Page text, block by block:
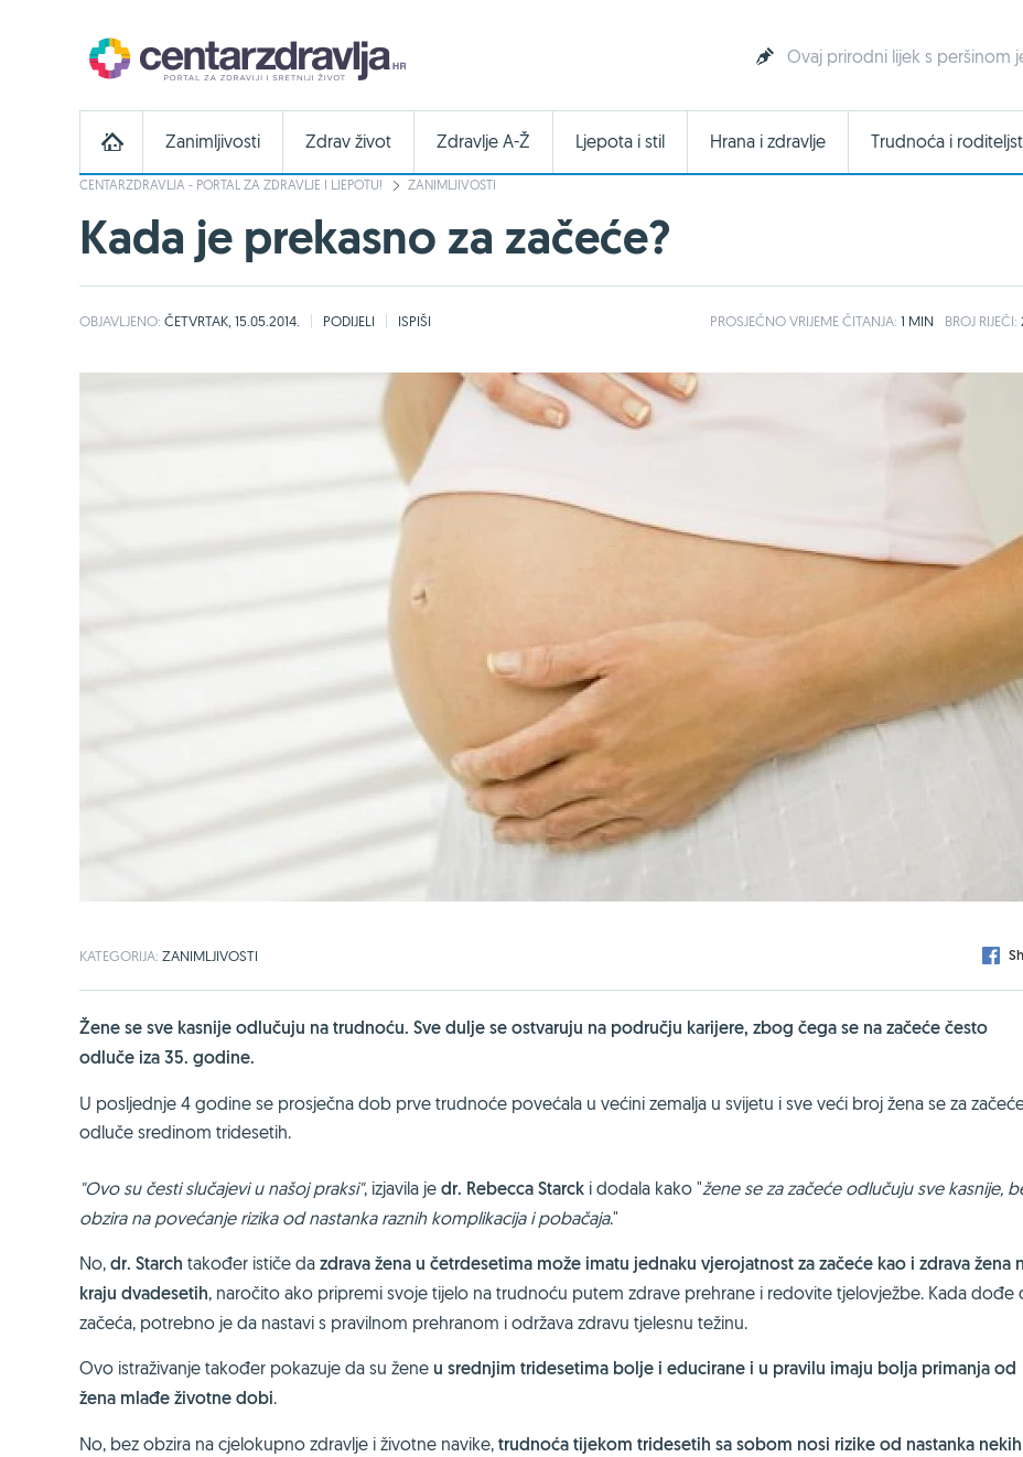
Ovaj prirodni lijek s peršinom
Zanimljivosti Zdrav život Zdravlje A-Ž Ljepota i stil Hrana i zdravlje Trudnoća i
CENTARZDRAVLJA - PORTAL ZA ZDRAVLJE I LJEPOTU! ZANIMLJIVOSTI
Kada je prekasno za začeće?
OBJAVLJENO: ČETVRTAK, 15.05.2014. PODIJELI ISPIŠI PROSJEČNOVRIJEME ČITANJA: 1 MIN BROJ RIJEČI:
KATEGORIJA: ZANIMLJIVOSTI
Žene se sve kasnije odlučuju na trudnoću. Sve dulje se ostvaruju na području karijere, zbog čega se na začeće često
odluče iza 35. godine.
U posljednje 4 godine se prosječna dob prve trudnoće povećala u većini zemalja u svijetu i sve veći broj žena se za
odluče sredinom tridesetih.
"Ovo su česti slučajevi u našoj praksi", izjavila je dr. Rebecca Starck i dodala kako "žene se za začeće odlučuju sve kasnije,
obzira na povećanje rizika od nastanka raznih komplikacija i pobačaja."
No, dr. Starch također ističe da zdrava žena u četrdesetima može imatu jednaku vjerojatnost za začeće kao i zdrava žena
kraju dvadesetih, naročito ako pripremi svoje tijelo na trudnoću putem zdrave prehrane i redovite tjelovježbe. Kada dođe
začeća, potrebno je da nastavi s pravilnom prehranom i održava zdravu tjelesnu težinu.
Ovo istraživanje također pokazuje da su žene u srednjim tridesetima bolje i educirane i u pravilu imaju bolja primanja od
žena mlađe životne dobi.
No, bez obzira na cjelokupno zdravlje i životne navike, trudnoća tijekom tridesetih sa sobom nosi rizike od nastanka nekih